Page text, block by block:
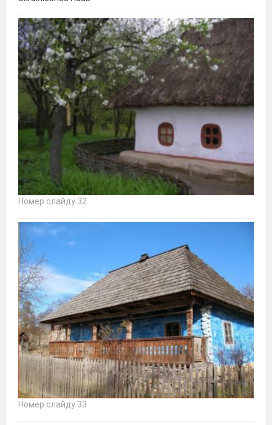
Номер слайду 32
Номер слайду 33